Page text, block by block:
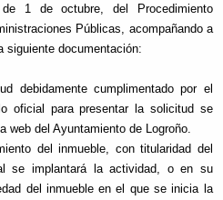
1 de octubre, del Procedimiento
Públicas, acompañando a
siguiente documentación:
debidamente cumplimentado por el
oficial para presentar la solicitud se
web del Ayuntamiento de Logroño.
del inmueble, con titularidad del
se implantará la actividad, o en su
del inmueble en el que se inicia la